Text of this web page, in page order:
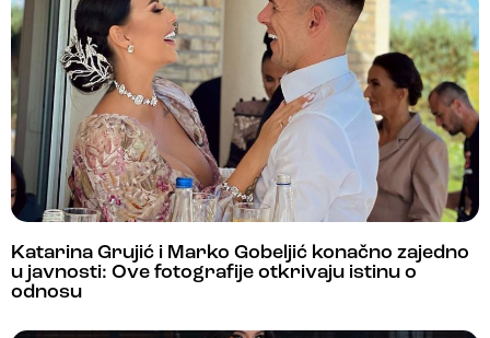
Katarina Grujić i Marko Gobeljić konačno zajedno
u javnosti: Ove fotografije otkrivaju istinu o
odnosu